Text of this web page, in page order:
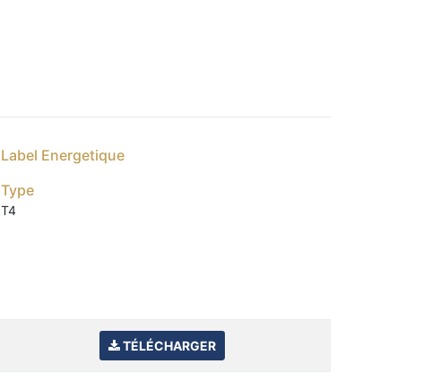
Label Energetique
Type
T4
TÉLÉCHARGER